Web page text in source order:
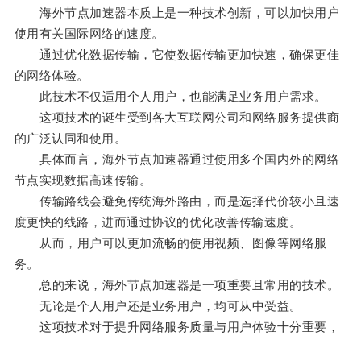
海外节点加速器本质上是一种技术创新，可以加快用户
使用有关国际网络的速度。
通过优化数据传输，它使数据传输更加快速，确保更佳
的网络体验。
此技术不仅适用个人用户，也能满足业务用户需求。
这项技术的诞生受到各大互联网公司和网络服务提供商
的广泛认同和使用。
具体而言，海外节点加速器通过使用多个国内外的网络
节点实现数据高速传输。
传输路线会避免传统海外路由，而是选择代价较小且速
度更快的线路，进而通过协议的优化改善传输速度。
从而，用户可以更加流畅的使用视频、图像等网络服
务。
总的来说，海外节点加速器是一项重要且常用的技术。
无论是个人用户还是业务用户，均可从中受益。
这项技术对于提升网络服务质量与用户体验十分重要，